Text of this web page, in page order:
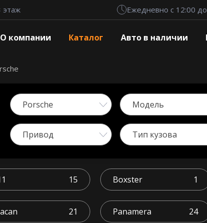
этаж Ежедневно с 12:00
О компании Каталог Авто в наличии
Porsche Модель
Привод Тип кузова
15 Boxster 1
21 Panamera 24